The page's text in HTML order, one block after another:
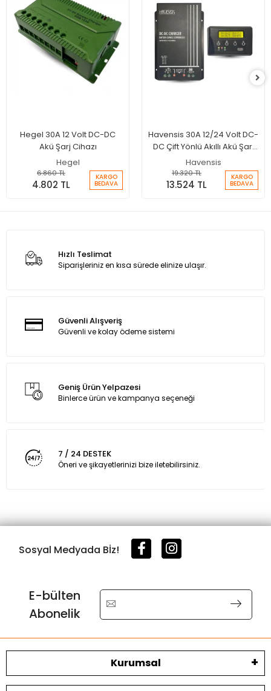
Hegel 30A 12 Volt DC-DC
Akü Şarj Cihazı
Hegel
6.860 TL
4.802 TL
KARGO
BEDAVA
Havensis 30A 12/24 Volt DC-
DC Çift Yönlü Akıllı Akü Şarj
Cihazı
Havensis
19.320 TL
13.524 TL
KARGO
BEDAVA
Hızlı Teslimat
Siparişleriniz en kısa sürede elinize ulaşır.
Güvenli Alışveriş
Güvenli ve kolay ödeme sistemi
Geniş Ürün Yelpazesi
Binlerce ürün ve kampanya seçeneği
7 / 24 DESTEK
Öneri ve şikayetlerinizi bize iletebilirsiniz.
Sosyal Medyada Bİz!
E-bülten
Abonelik
Kurumsal